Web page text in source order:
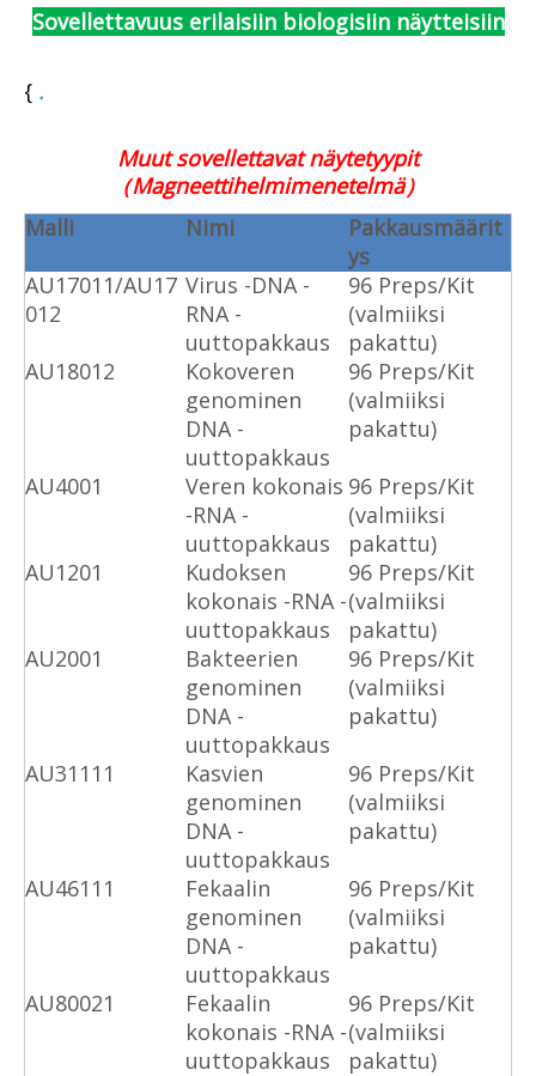
Sovellettavuus erilaisiin biologisiin näytteisiin
{ .
Muut sovellettavat näytetyypit
（Magneettihelmimenetelmä）
Malli
Nimi
Pakkausmäärit
ys
AU17011/AU17
012
Virus -DNA -
RNA -
uuttopakkaus
96 Preps/Kit
(valmiiksi
pakattu)
AU18012
Kokoveren
genominen
DNA -
uuttopakkaus
96 Preps/Kit
(valmiiksi
pakattu)
AU4001
Veren kokonais
-RNA -
uuttopakkaus
96 Preps/Kit
(valmiiksi
pakattu)
AU1201
Kudoksen
kokonais -RNA -
uuttopakkaus
96 Preps/Kit
(valmiiksi
pakattu)
AU2001
Bakteerien
genominen
DNA -
uuttopakkaus
96 Preps/Kit
(valmiiksi
pakattu)
AU31111
Kasvien
genominen
DNA -
uuttopakkaus
96 Preps/Kit
(valmiiksi
pakattu)
AU46111
Fekaalin
genominen
DNA -
uuttopakkaus
96 Preps/Kit
(valmiiksi
pakattu)
AU80021
Fekaalin
kokonais -RNA -
uuttopakkaus
96 Preps/Kit
(valmiiksi
pakattu)